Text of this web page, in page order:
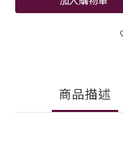
商品描述